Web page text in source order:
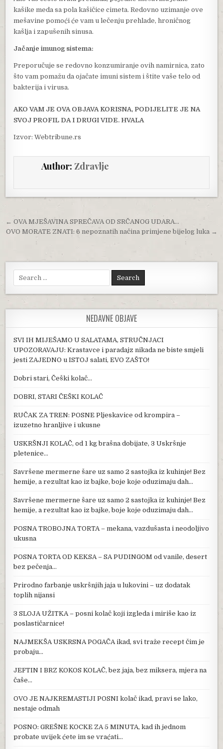
kašike meda sa pola kašičice cimeta. Redovno uzimanje ove
mešavine pomoći će vam u lečenju prehlade, hroničnog
kašlja i zapušenih sinusa.
Jačanje imunog sistema:
Preporučuje se redovno konzumiranje ovih namirnica, zato
što vam pomažu da ojačate imuni sistem i štite vaše telo od
bakterija i virusa.
AKO VAM JE OVA OBJAVA KORISNA, PODIJELITE JE NA
SVOJ PROFIL DA I DRUGI VIDE. HVALA
Izvor: Webtribune.rs
Author: Zdravlje
Post navigation
← OVA MJEŠAVINA SPREČAVA OD SRČANOG UDARA…
OVO MORATE ZNATI: 6 nepoznatih načina primjene bijelog luka →
Search for:
NEDAVNE OBJAVE
SVI IH MIJEŠAMO U SALATAMA, STRUČNJACI
UPOZORAVAJU: Krastavce i paradajz nikada ne biste smjeli
jesti ZAJEDNO u ISTOJ salati, EVO ZAŠTO!
Dobri stari, Češki kolač…
DOBRI, STARI ČEŠKI KOLAČ
RUČAK ZA TREN: POSNE Pljeskavice od krompira –
izuzetno hranljive i ukusne
USKRŠNJI KOLAČ, od 1 kg brašna dobijate, 3 Uskršnje
pletenice…
Savršene mermerne šare uz samo 2 sastojka iz kuhinje! Bez
hemije, a rezultat kao iz bajke, boje koje oduzimaju dah…
Savršene mermerne šare uz samo 2 sastojka iz kuhinje! Bez
hemije, a rezultat kao iz bajke, boje koje oduzimaju dah…
POSNA TROBOJNA TORTA – mekana, vazdušasta i neodoljivo
ukusna
POSNA TORTA OD KEKSA – SA PUDINGOM od vanile, desert
bez pečenja…
Prirodno farbanje uskršnjih jaja u lukovini – uz dodatak
toplih nijansi
3 SLOJA UŽITKA – posni kolač koji izgleda i miriše kao iz
poslastičarnice!
NAJMEKŠA USKRSNA POGAČA ikad, svi traže recept čim je
probaju…
JEFTIN I BRZ KOKOS KOLAČ, bez jaja, bez miksera, mjera na
čaše…
OVO JE NAJKREMASTIJI POSNI kolač ikad, pravi se lako,
nestaje odmah
POSNO: GREŠNE KOCKE ZA 5 MINUTA, kad ih jednom
probate uvijek ćete im se vraćati…